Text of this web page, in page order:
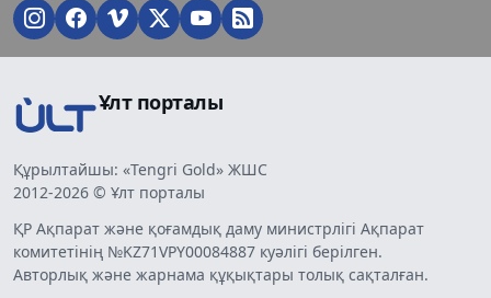
Ұлт порталы
Құрылтайшы: «Tengri Gold» ЖШС
2012-2026 © Ұлт порталы
ҚР Ақпарат және қоғамдық даму министрлігі Ақпарат
комитетінің №KZ71VPY00084887 куәлігі берілген.
Авторлық және жарнама құқықтары толық сақталған.